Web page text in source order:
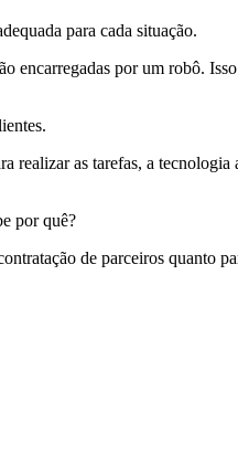
para cada situação.
encarregadas por um robô.
realizar as tarefas, a
por quê?
de parceiros quanto